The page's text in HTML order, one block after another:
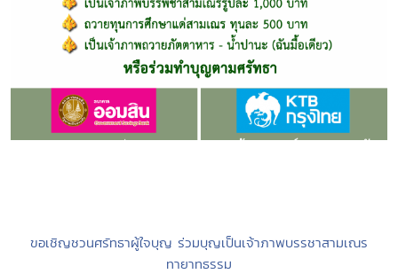
ขอเชิญชวนศรัทธาผู้ใจบุญ ร่วมบุญเป็นเจ้าภาพบรรชาสามเณร
ทายาทธรรม